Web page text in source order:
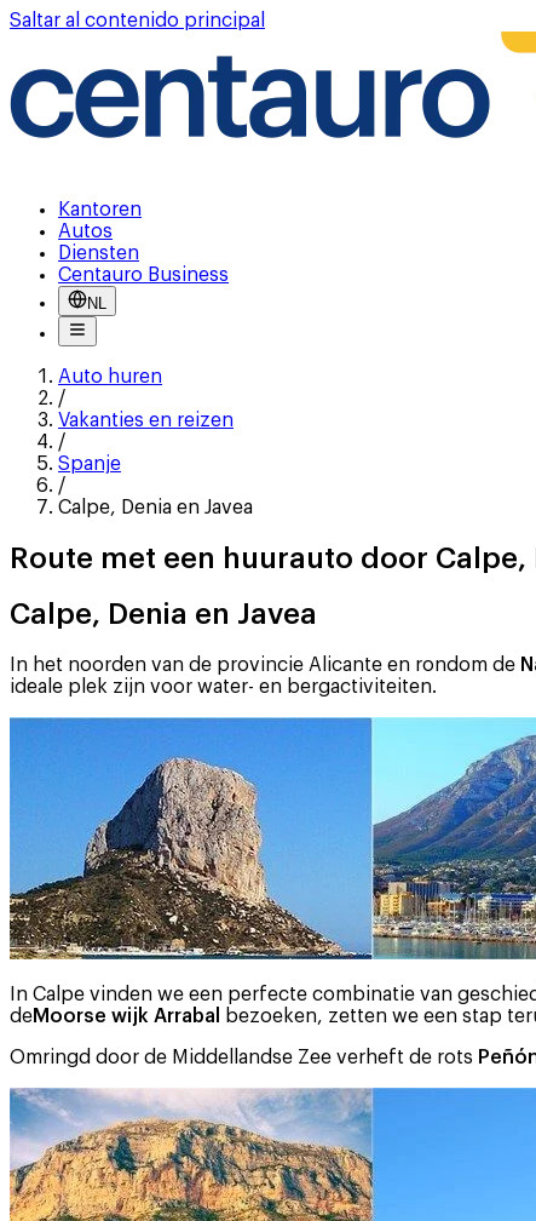
Saltar al contenido principal
Kantoren
Autos
Diensten
Centauro Business
NL
Auto huren
/
Vakanties en reizen
/
Spanje
/
Calpe, Denia en Javea
Route met een huurauto door Calpe,
Calpe, Denia en Javea
In het noorden van de provincie Alicante en rondom de
ideale plek zijn voor water- en bergactiviteiten.
In Calpe vinden we een perfecte combinatie van
deMoorse wijk Arrabal bezoeken, zetten we een stap
Omringd door de Middellandse Zee verheft de rots